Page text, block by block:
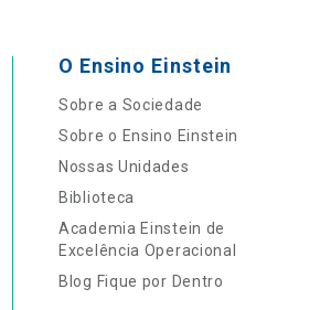
O Ensino Einstein
Sobre a Sociedade
Sobre o Ensino Einstein
Nossas Unidades
Biblioteca
Academia Einstein de
Excelência Operacional
Blog Fique por Dentro